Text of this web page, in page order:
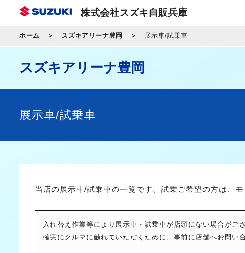
株式会社スズキ自販兵庫
ホーム スズキアリーナ豊岡 展示車/試乗車
スズキアリーナ豊岡
展示車/試乗車
当店の展示車/試乗車の一覧です。試乗ご希望の方は、
入れ替え作業等により展示車・試乗車が店頭にない場合がご
確実にクルマに触れていただくために、事前に店舗へお問い